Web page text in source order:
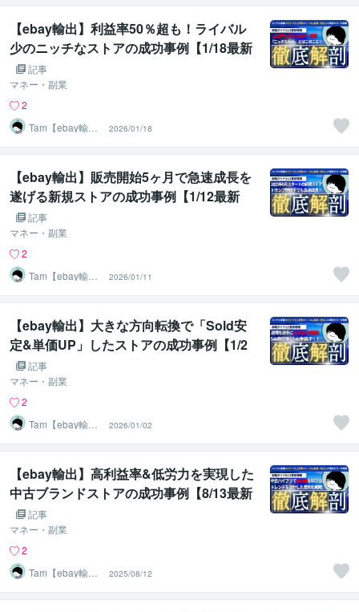
【ebay輸出】利益率50％超も！ライバル
少のニッチなストアの成功事例【1/18最新
版】記事
マネー・副業
2
Tam【ebay輸出
コンサルタン
ト】
2026/01/18
【ebay輸出】販売開始5ヶ月で急速成長を
遂げる新規ストアの成功事例【1/12最新
版】記事
マネー・副業
2
Tam【ebay輸出
コンサルタン
ト】
2026/01/11
【ebay輸出】大きな方向転換で「Sold安
定&単価UP」したストアの成功事例【1/2
最新版】
記事
マネー・副業
2
Tam【ebay輸出
コンサルタン
ト】
2026/01/02
【ebay輸出】高利益率&低労力を実現した
中古ブランドストアの成功事例【8/13最新
版】記事
マネー・副業
2
Tam【ebay輸出
コンサルタン
ト】
2025/08/12